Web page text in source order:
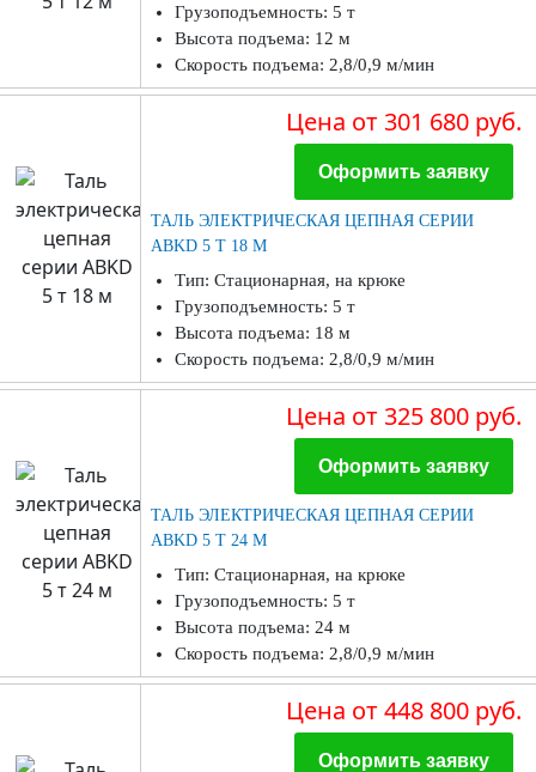
Грузоподъемность: 5 т
Высота подъема: 12 м
Скорость подъема: 2,8/0,9 м/мин
Цена от 301 680 руб.
Оформить заявку
ТАЛЬ ЭЛЕКТРИЧЕСКАЯ ЦЕПНАЯ СЕРИИ
ABKD 5 Т 18 М
Тип: Стационарная, на крюке
Грузоподъемность: 5 т
Высота подъема: 18 м
Скорость подъема: 2,8/0,9 м/мин
Цена от 325 800 руб.
Оформить заявку
ТАЛЬ ЭЛЕКТРИЧЕСКАЯ ЦЕПНАЯ СЕРИИ
ABKD 5 Т 24 М
Тип: Стационарная, на крюке
Грузоподъемность: 5 т
Высота подъема: 24 м
Скорость подъема: 2,8/0,9 м/мин
Цена от 448 800 руб.
Оформить заявку